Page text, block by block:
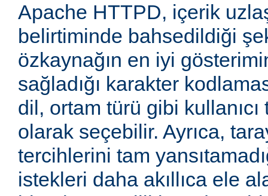
Apache HTTPD, içerik
belirtiminde bahsedildiği
özkaynağın en iyi
sağladığı karakter
dil, ortam türü gibi
olarak seçebilir. Ayrıca,
tercihlerini tam
istekleri daha akıllıca ele